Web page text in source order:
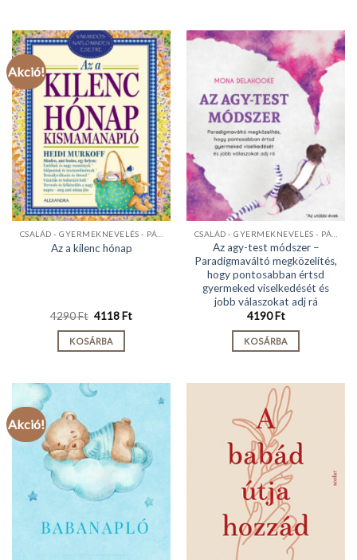
Akció!
Az a kilenc hónap
4290Ft Original
was:
4290 Ft.
4118FtCurrent
KOSÁRBA
Az agy-test módszer –
Paradigmaváltó megközelítés,
hogy pontosabban értsd
gyermeked viselkedését és
jobb válaszokat adj rá
4190Ft
KOSÁRBA
Akció!